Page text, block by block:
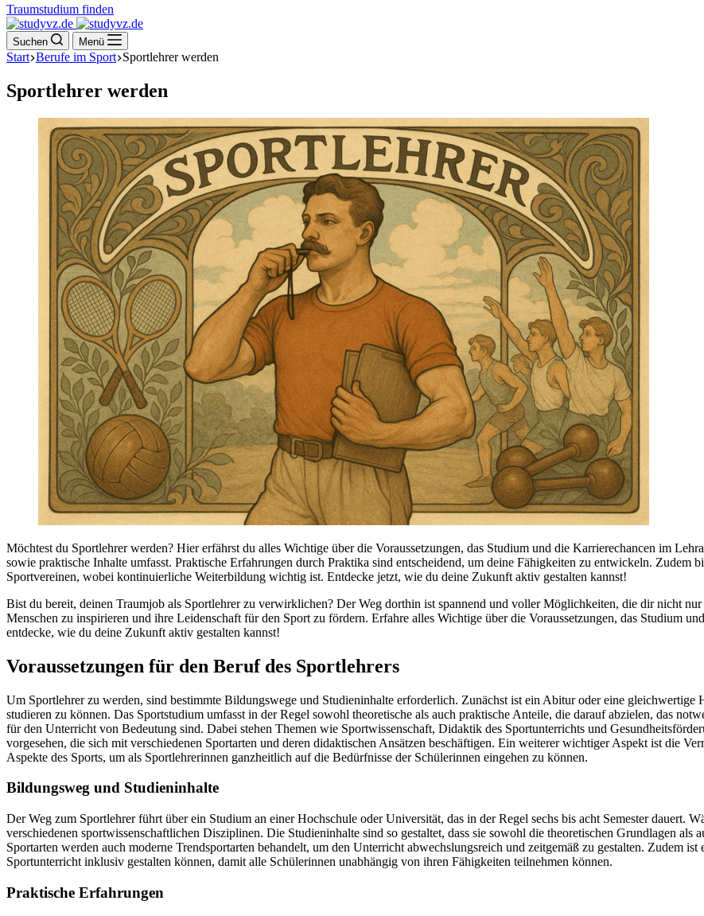
Traumstudium finden
Suchen Menü
Start Berufe im Sport Sportlehrer werden
Sportlehrer werden
Möchtest du Sportlehrer werden? Hier erfährst du alles Wichtige über die Voraussetzungen, das Studium und die Karrierechancen im
sowie praktische Inhalte umfasst. Praktische Erfahrungen durch Praktika sind entscheidend, um deine Fähigkeiten zu entwickeln. Zudem
Sportvereinen, wobei kontinuierliche Weiterbildung wichtig ist. Entdecke jetzt, wie du deine Zukunft aktiv gestalten kannst!
Bist du bereit, deinen Traumjob als Sportlehrer zu verwirklichen? Der Weg dorthin ist spannend und voller Möglichkeiten, die dir nicht
Menschen zu inspirieren und ihre Leidenschaft für den Sport zu fördern. Erfahre alles Wichtige über die Voraussetzungen, das Studium
entdecke, wie du deine Zukunft aktiv gestalten kannst!
Voraussetzungen für den Beruf des Sportlehrers
Um Sportlehrer zu werden, sind bestimmte Bildungswege und Studieninhalte erforderlich. Zunächst ist ein Abitur oder eine
studieren zu können. Das Sportstudium umfasst in der Regel sowohl theoretische als auch praktische Anteile, die darauf abzielen, das
für den Unterricht von Bedeutung sind. Dabei stehen Themen wie Sportwissenschaft, Didaktik des Sportunterrichts und
vorgesehen, die sich mit verschiedenen Sportarten und deren didaktischen Ansätzen beschäftigen. Ein weiterer wichtiger Aspekt ist die
Aspekte des Sports, um als Sportlehrerinnen ganzheitlich auf die Bedürfnisse der Schülerinnen eingehen zu können.
Bildungsweg und Studieninhalte
Der Weg zum Sportlehrer führt über ein Studium an einer Hochschule oder Universität, das in der Regel sechs bis acht Semester dauert.
verschiedenen sportwissenschaftlichen Disziplinen. Die Studieninhalte sind so gestaltet, dass sie sowohl die theoretischen Grundlagen als
Sportarten werden auch moderne Trendsportarten behandelt, um den Unterricht abwechslungsreich und zeitgemäß zu gestalten. Zudem
Sportunterricht inklusiv gestalten können, damit alle Schülerinnen unabhängig von ihren Fähigkeiten teilnehmen können.
Praktische Erfahrungen